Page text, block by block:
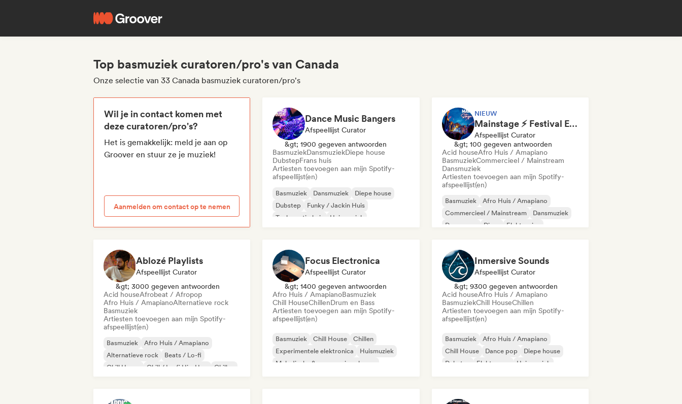
Top basmuziek curatoren/pro's van Canada
Onze selectie van 33 Canada basmuziek curatoren/pro's
Wil je in contact komen met
deze curatoren/pro's?
Het is gemakkelijk: meld je aan op
Groover en stuur ze je muziek!
Aanmelden om contact op te nemen
Dance Music Bangers
Afspeellijst Curator
&gt; 1900 gegeven antwoorden
BasmuziekDansmuziekDiepe house
DubstepFrans huis
Artiesten toevoegen aan mijn Spotify-
afspeellijst(en)
Basmuziek Dansmuziek
Diepe house
Dubstep
Funky / Jackin Huis
Toekomstig huis
Huismuziek
NIEUW
Mainstage ⚡ Festival EDM, Big Room & House Anthems
Afspeellijst Curator
&gt; 100 gegeven antwoorden
Acid houseAfro Huis / Amapiano
BasmuziekCommercieel / Mainstream
Dansmuziek
Artiesten toevoegen aan mijn Spotify-
afspeellijst(en)
Basmuziek
Afro Huis / Amapiano
Commercieel / Mainstream
Dansmuziek
Dance pop
Disco
Elektronica
Ablozé Playlists
Afspeellijst Curator
&gt; 3000 gegeven antwoorden
Acid houseAfrobeat / Afropop
Afro Huis / AmapianoAlternatieve rock
Basmuziek
Artiesten toevoegen aan mijn Spotify-
afspeellijst(en)
Basmuziek
Afro Huis / Amapiano
Alternatieve rock
Beats / Lo-fi
Chill House
Chill / Lo-fi Hip-Hop
Chillen
Focus Electronica
Afspeellijst Curator
&gt; 1400 gegeven antwoorden
Afro Huis / AmapianoBasmuziek
Chill HouseChillenDrum en Bass
Artiesten toevoegen aan mijn Spotify-
afspeellijst(en)
Basmuziek Chill House
Chillen
Experimentele elektronica
Huismuziek
Melodische & progressieve house
Inmersive Sounds
Afspeellijst Curator
&gt; 9300 gegeven antwoorden
Acid houseAfro Huis / Amapiano
BasmuziekChill HouseChillen
Artiesten toevoegen aan mijn Spotify-
afspeellijst(en)
Basmuziek
Afro Huis / Amapiano
Chill House
Dance pop
Diepe house
Dubstep
Elektropop Huismuziek